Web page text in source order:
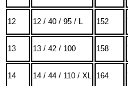
12 12 / 40 / 95 / L 152
13 13 / 42 / 100 158
14 14 / 44 / 110 / XL 164